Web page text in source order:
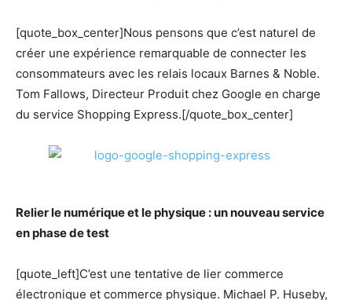
[quote_box_center]Nous pensons que c’est naturel de
créer une expérience remarquable de connecter les
consommateurs avec les relais locaux Barnes & Noble.
Tom Fallows, Directeur Produit chez Google en charge
du service Shopping Express.[/quote_box_center]
Relier le numérique et le physique : un nouveau service
en phase de test
[quote_left]C’est une tentative de lier commerce
électronique et commerce physique. Michael P. Huseby,